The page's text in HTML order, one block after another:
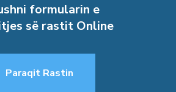
formularin e
së rastit Online
Paraqit Rastin